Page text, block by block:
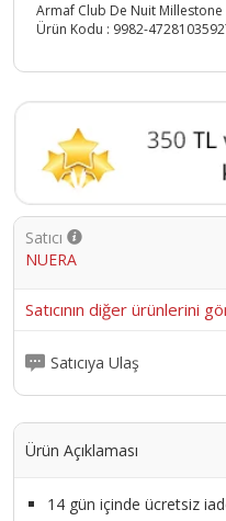
Armaf Club De Nuit Millestone
Ürün Kodu : 9982-
Satıcı
NUERA
Satıcının diğer ürünlerini
Satıcıya Ulaş
Ürün Açıklaması
14 gün içinde ücretsiz